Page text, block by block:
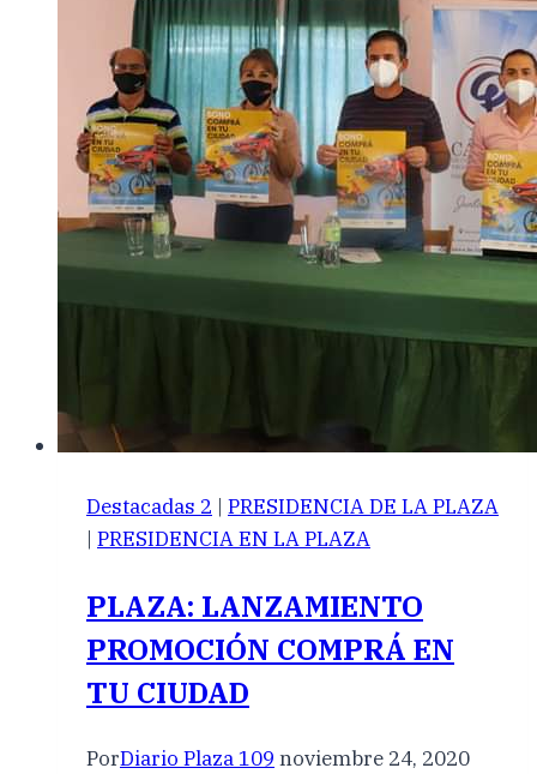
Destacadas 2 | PRESIDENCIA DE LA PLAZA
| PRESIDENCIA EN LA PLAZA
PLAZA: LANZAMIENTO
PROMOCIÓN COMPRÁ EN
TU CIUDAD
PorDiario Plaza 109 noviembre 24, 2020